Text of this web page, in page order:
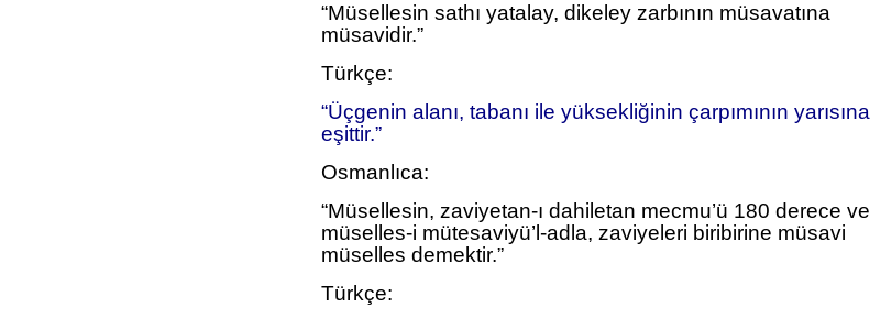
“Müsellesin sathı yatalay, dikeley zarbının müsavatına
müsavidir.”
Türkçe:
“Üçgenin alanı, tabanı ile yüksekliğinin çarpımının yarısına
eşittir.”
Osmanlıca:
“Müsellesin, zaviyetan-ı dahiletan mecmu’ü 180 derece ve
müselles-i mütesaviyü’l-adla, zaviyeleri biribirine müsavi
müselles demektir.”
Türkçe: